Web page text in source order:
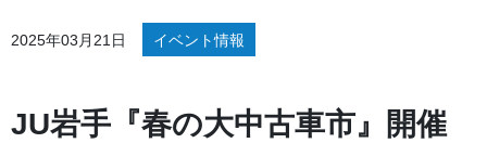
2025年03月21日 イベント情報
JU岩手『春の大中古車市』開催